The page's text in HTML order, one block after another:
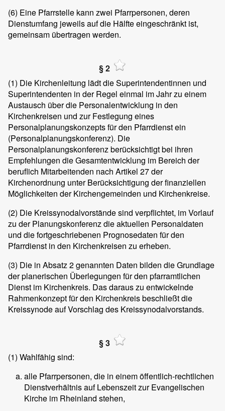
(6) Eine Pfarrstelle kann zwei Pfarrpersonen, deren
Dienstumfang jeweils auf die Hälfte eingeschränkt ist,
gemeinsam übertragen werden.
§ 2
(1) Die Kirchenleitung lädt die Superintendentinnen und
Superintendenten in der Regel einmal im Jahr zu einem
Austausch über die Personalentwicklung in den
Kirchenkreisen und zur Festlegung eines
Personalplanungskonzepts für den Pfarrdienst ein
(Personalplanungskonferenz). Die
Personalplanungskonferenz berücksichtigt bei ihren
Empfehlungen die Gesamtentwicklung im Bereich der
beruflich Mitarbeitenden nach Artikel 27 der
Kirchenordnung unter Berücksichtigung der finanziellen
Möglichkeiten der Kirchengemeinden und Kirchenkreise.
(2) Die Kreissynodalvorstände sind verpflichtet, im Vorlauf
zu der Planungskonferenz die aktuellen Personaldaten
und die fortgeschriebenen Prognosedaten für den
Pfarrdienst in den Kirchenkreisen zu erheben.
(3) Die in Absatz 2 genannten Daten bilden die Grundlage
der planerischen Überlegungen für den pfarramtlichen
Dienst im Kirchenkreis. Das daraus zu entwickelnde
Rahmenkonzept für den Kirchenkreis beschließt die
Kreissynode auf Vorschlag des Kreissynodalvorstands.
§ 3
(1) Wahlfähig sind:
alle Pfarrpersonen, die in einem öffentlich-rechtlichen
Dienstverhältnis auf Lebenszeit zur Evangelischen
Kirche im Rheinland stehen,